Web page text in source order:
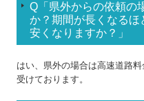
Q「県外からの依頼の
か？期間が長くなる
安くなりますか？ 」
はい、県外の場合は高速道路
受けております。